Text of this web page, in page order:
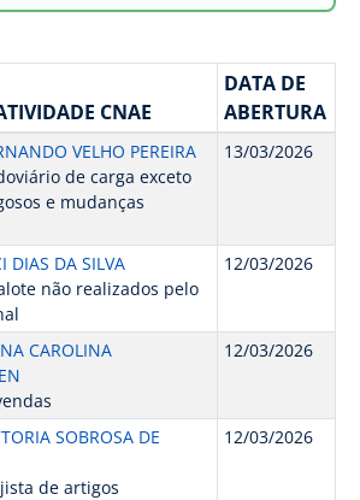
CNAE
DATA DE
ABERTURA
VELHO PEREIRA
de carga exceto
e mudanças
13/03/2026
DIAS DA SILVA
não realizados pelo
12/03/2026
CAROLINA
12/03/2026
SOBROSA DE
de artigos
12/03/2026